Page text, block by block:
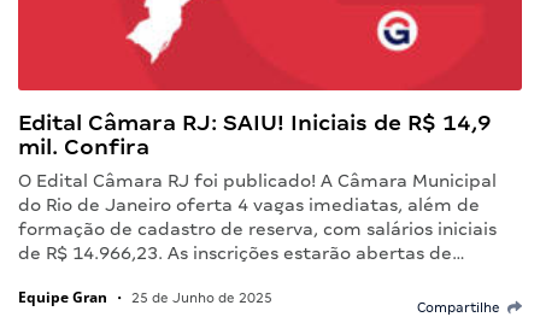
Edital Câmara RJ: SAIU! Iniciais de R$ 14,9
mil. Confira
O Edital Câmara RJ foi publicado! A Câmara Municipal
do Rio de Janeiro oferta 4 vagas imediatas, além de
formação de cadastro de reserva, com salários iniciais
de R$ 14.966,23. As inscrições estarão abertas de…
Equipe Gran • 25 de Junho de 2025
Compartilhe